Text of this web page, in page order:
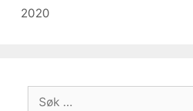
2020